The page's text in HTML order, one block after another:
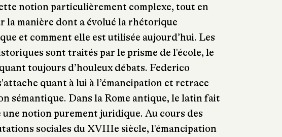
notion particulièrement complexe, tout en
la manière dont a évolué la rhétorique
et comment elle est utilisée aujourd’hui. Les
sont traités par le prisme de l'école, le
toujours d’houleux débats. Federico
quant à lui à l’émancipation et retrace
sémantique. Dans la Rome antique, le latin fait
une notion purement juridique. Au cours des
sociales du XVIIIe siècle, l'émancipation